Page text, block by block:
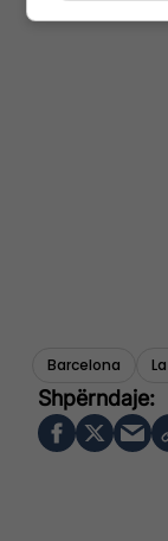
Barcelona